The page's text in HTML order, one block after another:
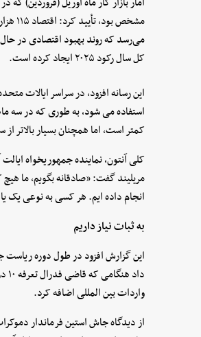
کل سال رکود ۲۰۲۵ ایجاد کرده است.
این رسانه افزود، در سراسر ایالات
کمتر است، اما همچنان بسیار بالاتر
مریلیند گفت: «صادقانه بگویم، ما
انجام داده ‌ایم. هر کسی به نوعی یک
به ثبات نیاز داریم
این گزارش افزود در طول دوره ریاست
واردات بین المللی اضافه کرد.
از دیدگاه جاش استین فرماندار